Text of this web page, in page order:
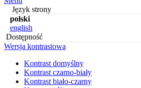
Język strony
polski
english
Dostępność
Wersja kontrastowa
Kontrast domyślny
Kontrast czarno-biały
Kontrast biało-czarny